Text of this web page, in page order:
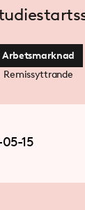
Arbetsmarknad
Remissyttrande
15